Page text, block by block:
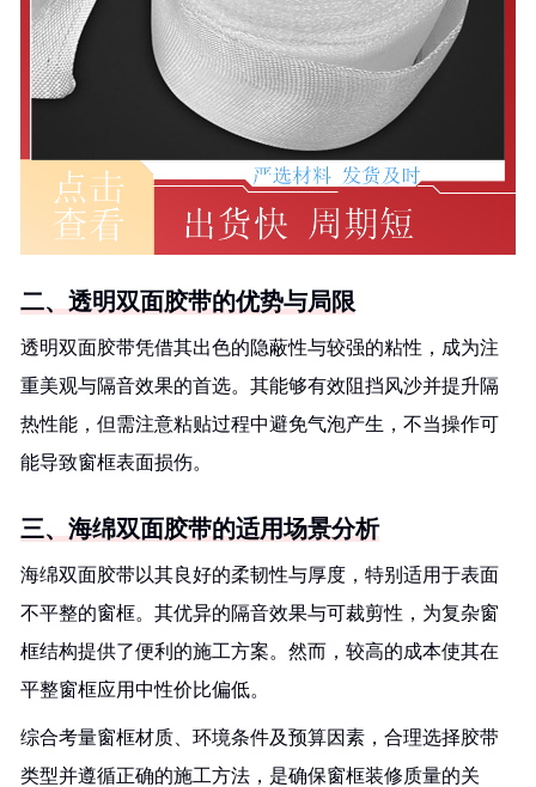
二、透明双面胶带的优势与局限
透明双面胶带凭借其出色的隐蔽性与较强的粘性，成为注
重美观与隔音效果的首选。其能够有效阻挡风沙并提升隔
热性能，但需注意粘贴过程中避免气泡产生，不当操作可
能导致窗框表面损伤。
三、海绵双面胶带的适用场景分析
海绵双面胶带以其良好的柔韧性与厚度，特别适用于表面
不平整的窗框。其优异的隔音效果与可裁剪性，为复杂窗
框结构提供了便利的施工方案。然而，较高的成本使其在
平整窗框应用中性价比偏低。
综合考量窗框材质、环境条件及预算因素，合理选择胶带
类型并遵循正确的施工方法，是确保窗框装修质量的关